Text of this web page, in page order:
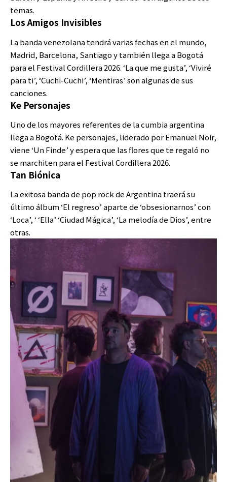
temas.
Los Amigos Invisibles
La banda venezolana tendrá varias fechas en el mundo,
Madrid, Barcelona, Santiago y también llega a Bogotá
para el Festival Cordillera 2026. ‘La que me gusta’, ‘Viviré
para ti’, ‘Cuchi-Cuchi’, ‘Mentiras’ son algunas de sus
canciones.
Ke Personajes
Uno de los mayores referentes de la cumbia argentina
llega a Bogotá. Ke personajes, liderado por Emanuel Noir,
viene ‘Un Finde’ y espera que las flores que te regaló no
se marchiten para el Festival Cordillera 2026.
Tan Biónica
La exitosa banda de pop rock de Argentina traerá su
último álbum ‘El regreso’ aparte de ‘obsesionarnos’ con
‘Loca’, ‘ ‘Ella’ ‘Ciudad Mágica’, ‘La melodía de Dios’, entre
otras.